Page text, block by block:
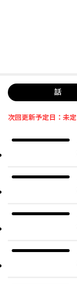
話
次回更新予定日：未定